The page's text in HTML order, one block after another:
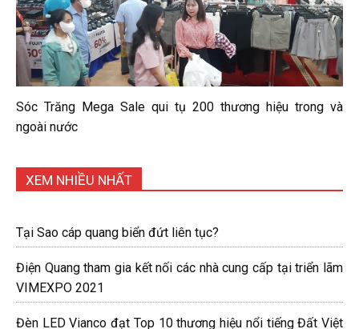
Sóc Trăng Mega Sale qui tụ 200 thương hiệu trong và
ngoài nước
XEM NHIỀU NHẤT
Tại Sao cáp quang biển đứt liên tục?
Điện Quang tham gia kết nối các nhà cung cấp tại triển lãm
VIMEXPO 2021
Đèn LED Vianco đạt Top 10 thương hiệu nổi tiếng Đất Việt